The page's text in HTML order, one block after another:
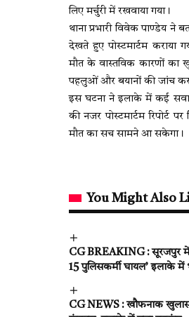
लिए मर्चुरी में रखवाया गया।
थाना प्रभारी विवेक पाण्डेय ने
देखते हुए पोस्टमार्टम कराया
मौत के वास्तविक कारणों का
पहलुओं और बयानों की जांच कर
इस घटना ने इलाके में कई
की नजर पोस्टमार्टम रिपोर्ट
मौत का सच सामने आ सकेगा।
You Might Also
CG BREAKING : सूरजपुर में
15 पुलिसकर्मी घायल’ इलाके में
CG NEWS : खौफनाक